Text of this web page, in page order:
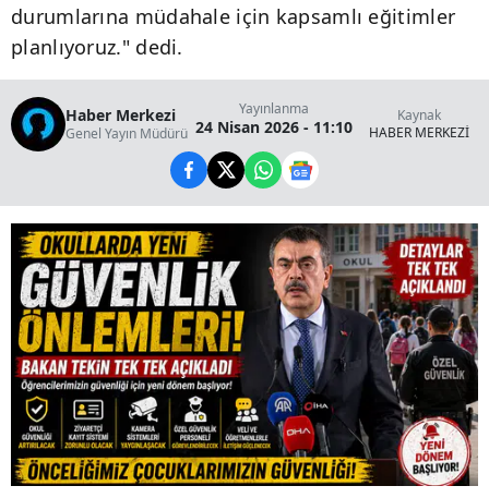
durumlarına müdahale için kapsamlı eğitimler
planlıyoruz." dedi.
Haber Merkezi
Genel Yayın Müdürü
Yayınlanma
24 Nisan 2026 - 11:10
Kaynak
HABER MERKEZİ